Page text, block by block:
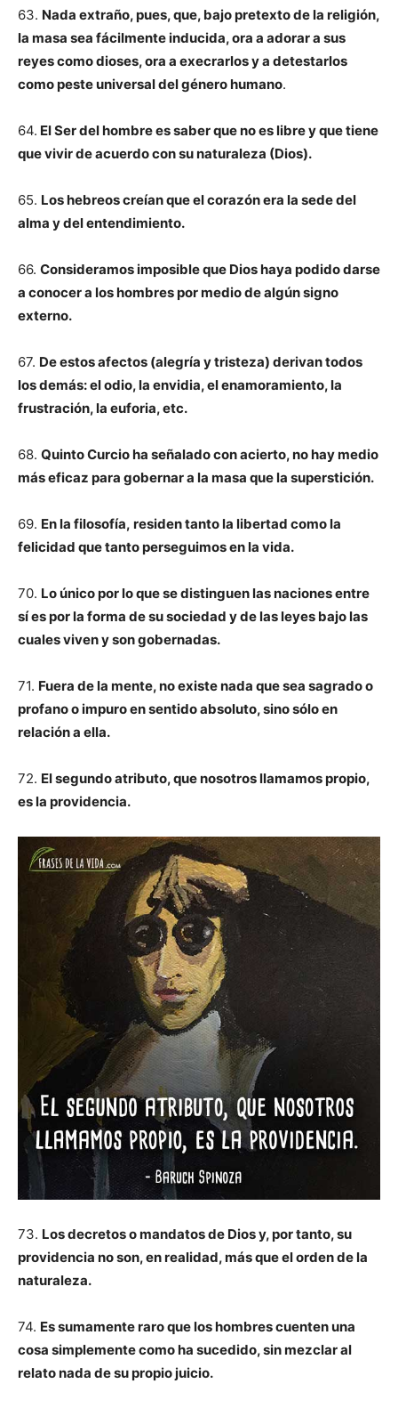
63. Nada extraño, pues, que, bajo pretexto de la religión,
la masa sea fácilmente inducida, ora a adorar a sus
reyes como dioses, ora a execrarlos y a detestarlos
como peste universal del género humano.
64. El Ser del hombre es saber que no es libre y que tiene
que vivir de acuerdo con su naturaleza (Dios).
65. Los hebreos creían que el corazón era la sede del
alma y del entendimiento.
66. Consideramos imposible que Dios haya podido darse
a conocer a los hombres por medio de algún signo
externo.
67. De estos afectos (alegría y tristeza) derivan todos
los demás: el odio, la envidia, el enamoramiento, la
frustración, la euforia, etc.
68. Quinto Curcio ha señalado con acierto, no hay medio
más eficaz para gobernar a la masa que la superstición.
69. En la filosofía, residen tanto la libertad como la
felicidad que tanto perseguimos en la vida.
70. Lo único por lo que se distinguen las naciones entre
sí es por la forma de su sociedad y de las leyes bajo las
cuales viven y son gobernadas.
71. Fuera de la mente, no existe nada que sea sagrado o
profano o impuro en sentido absoluto, sino sólo en
relación a ella.
72. El segundo atributo, que nosotros llamamos propio,
es la providencia.
73. Los decretos o mandatos de Dios y, por tanto, su
providencia no son, en realidad, más que el orden de la
naturaleza.
74. Es sumamente raro que los hombres cuenten una
cosa simplemente como ha sucedido, sin mezclar al
relato nada de su propio juicio.